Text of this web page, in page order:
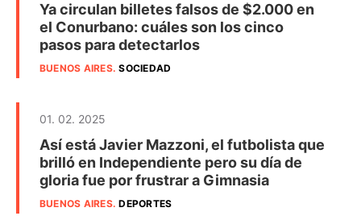
Ya circulan billetes falsos de $2.000 en
el Conurbano: cuáles son los cinco
pasos para detectarlos
BUENOS AIRES.SOCIEDAD
01. 02. 2025
Así está Javier Mazzoni, el futbolista que
brilló en Independiente pero su día de
gloria fue por frustrar a Gimnasia
BUENOS AIRES.DEPORTES